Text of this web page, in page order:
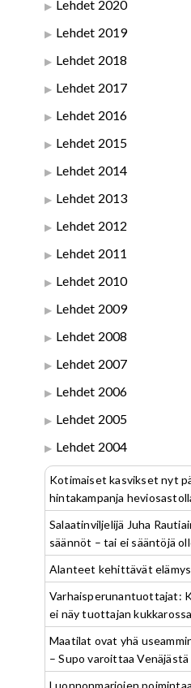
Lehdet 2020
Lehdet 2019
Lehdet 2018
Lehdet 2017
Lehdet 2016
Lehdet 2015
Lehdet 2014
Lehdet 2013
Lehdet 2012
Lehdet 2011
Lehdet 2010
Lehdet 2009
Lehdet 2008
Lehdet 2007
Lehdet 2006
Lehdet 2005
Lehdet 2004
Kotimaiset kasvikset nyt
hintakampanja
Salaatinviljelijä Juha
säännöt – tai ei sääntöjä
Alanteet kehittävät
Varhaisperunantuottajat:
ei näy tuottajan kukkarossa
Maatilat ovat yhä
– Supo varoittaa Venäjästä